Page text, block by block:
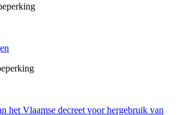
het Vlaamse decreet voor hergebruik van